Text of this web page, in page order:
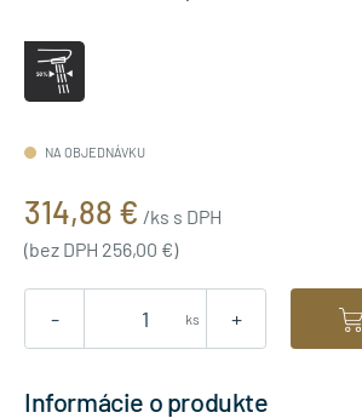
NA OBJEDNÁVKU
314,88 € /ks s DPH
(bez DPH 256,00 €)
- +
ks
Informácie o produkte